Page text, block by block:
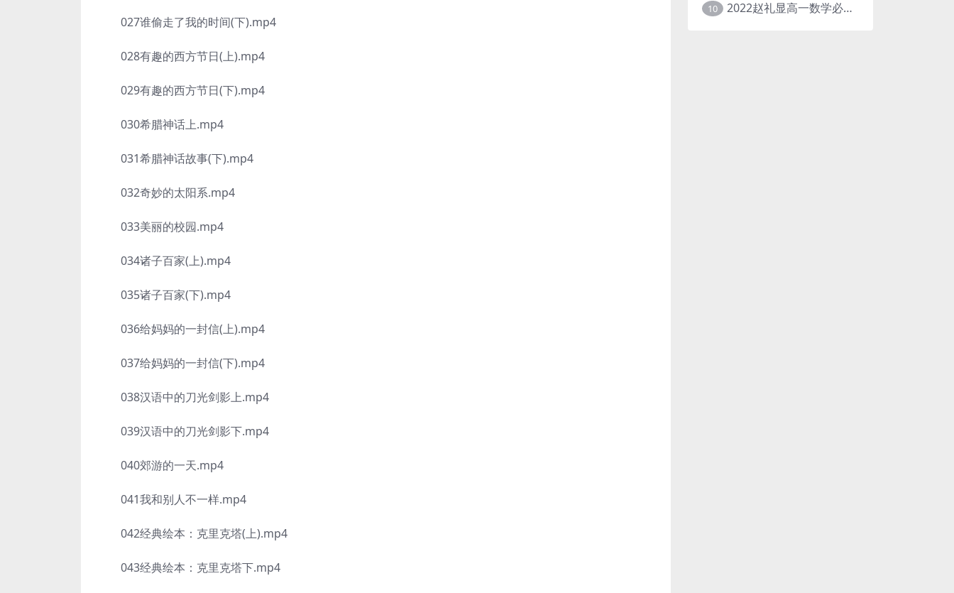
027谁偷走了我的时间(下).mp4
028有趣的西方节日(上).mp4
029有趣的西方节日(下).mp4
030希腊神话上.mp4
031希腊神话故事(下).mp4
032奇妙的太阳系.mp4
033美丽的校园.mp4
034诸子百家(上).mp4
035诸子百家(下).mp4
036给妈妈的一封信(上).mp4
037给妈妈的一封信(下).mp4
038汉语中的刀光剑影上.mp4
039汉语中的刀光剑影下.mp4
040郊游的一天.mp4
041我和别人不一样.mp4
042经典绘本：克里克塔(上).mp4
043经典绘本：克里克塔下.mp4
10 2022赵礼显高一数学必修一课程视频资源(秋季班 含讲义)百度网盘云